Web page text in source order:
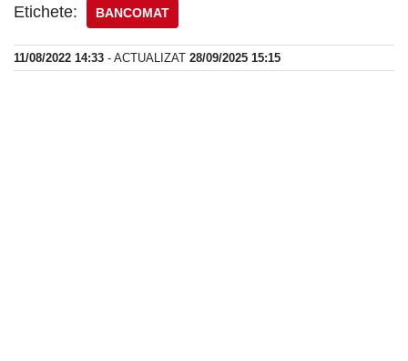
Etichete: BANCOMAT
11/08/2022 14:33 - ACTUALIZAT 28/09/2025 15:15